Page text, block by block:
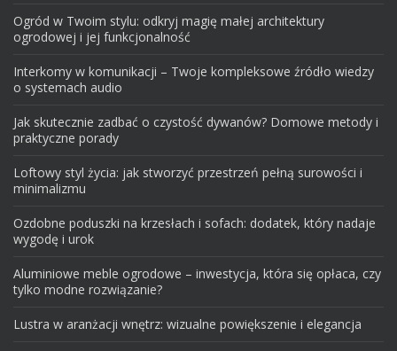
Ogród w Twoim stylu: odkryj magię małej architektury
ogrodowej i jej funkcjonalność
Interkomy w komunikacji – Twoje kompleksowe źródło wiedzy
o systemach audio
Jak skutecznie zadbać o czystość dywanów? Domowe metody i
praktyczne porady
Loftowy styl życia: jak stworzyć przestrzeń pełną surowości i
minimalizmu
Ozdobne poduszki na krzesłach i sofach: dodatek, który nadaje
wygodę i urok
Aluminiowe meble ogrodowe – inwestycja, która się opłaca, czy
tylko modne rozwiązanie?
Lustra w aranżacji wnętrz: wizualne powiększenie i elegancja